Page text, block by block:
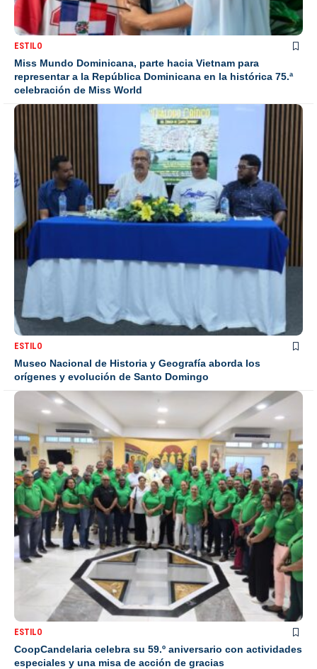
ESTILO
Miss Mundo Dominicana, parte hacia Vietnam para
representar a la República Dominicana en la histórica 75.ª
celebración de Miss World
ESTILO
Museo Nacional de Historia y Geografía aborda los
orígenes y evolución de Santo Domingo
ESTILO
CoopCandelaria celebra su 59.º aniversario con actividades
especiales y una misa de acción de gracias